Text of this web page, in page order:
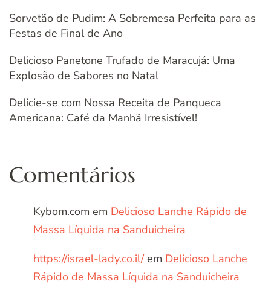
Sorvetão de Pudim: A Sobremesa Perfeita para as
Festas de Final de Ano
Delicioso Panetone Trufado de Maracujá: Uma
Explosão de Sabores no Natal
Delicie-se com Nossa Receita de Panqueca
Americana: Café da Manhã Irresistível!
Comentários
Kybom.com em Delicioso Lanche Rápido de
Massa Líquida na Sanduicheira
https://israel-lady.co.il/em Delicioso Lanche
Rápido de Massa Líquida na Sanduicheira